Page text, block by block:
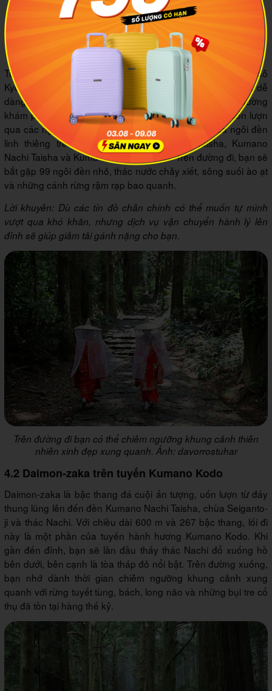
4 Nhiều trải nghiệm không thể bỏ lỡ ở
khu vực Kumano Kodo
4.1 Tuyến Kumano Kodo Nakahechi
Từng là hành trình tâm linh kéo dài 30 ngày đi bộ từ cố đô
Kyoto, giờ đây, tuyến đường Kumano Kodo Nakahechi đã dễ
dàng tiếp cận hơn với những ai đang tìm kiếm con đường
khám phá bản thân. Con đường nghìn năm tuổi này uốn lượn
qua các ngọn núi, bao gồm bảy lối mòn dẫn đến ba ngôi đền
linh thiêng trên đỉnh: Kumano Hayatama Taisha, Kumano
Nachi Taisha và Kumano Hongu Taisha. Trên đường đi, bạn sẽ
bắt gặp 99 ngôi đền nhỏ, thác nước chảy xiết, sông suối ào ạt
và những cánh rừng rậm rạp bao quanh.
Lời khuyên: Dù các tín đồ chân chính có thể muốn tự mình
vượt qua khó khăn, nhưng dịch vụ vận chuyển hành lý lên
đỉnh sẽ giúp giảm tải gánh nặng cho bạn.
Trên đường đi bạn có thể chiêm ngưỡng khung cảnh thiên
nhiên xinh đẹp xung quanh. Ảnh: davorrostuhar
4.2 Daimon-zaka trên tuyến Kumano Kodo
Daimon-zaka là bậc thang đá cuội ấn tượng, uốn lượn từ đáy
thung lũng lên đến đền Kumano Nachi Taisha, chùa Seiganto-
ji và thác Nachi. Với chiều dài 600 m và 267 bậc thang, lối đi
này là một phần của tuyến hành hương Kumano Kodo. Khi
gần đến đỉnh, bạn sẽ lần đầu thấy thác Nachi đổ xuống hồ
bên dưới, bên cạnh là tòa tháp đỏ nổi bật. Trên đường xuống,
bạn nhớ dành thời gian chiêm ngưỡng khung cảnh xung
quanh với rừng tuyết tùng, bách, long não và những bụi tre cổ
thụ đã tồn tại hàng thế kỷ.